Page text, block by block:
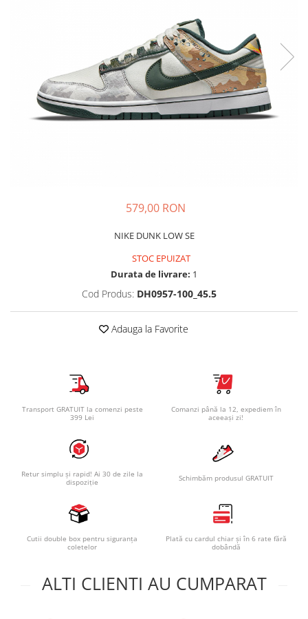
Pantaloni scurti Copii
Accesorii
Ingrijire incaltaminte
579,00 RON
NIKE DUNK LOW SE
STOC EPUIZAT
Durata de livrare: 1
Cod Produs: DH0957-100_45.5
Adauga la Favorite
Transport GRATUIT la comenzi peste
399 Lei
Comanzi până la 12, expediem în
aceeași zi!
Retur simplu și rapid! Ai 30 de zile la
dispoziție
Schimbăm produsul GRATUIT
Cutii double box pentru siguranța
coletelor
Plată cu cardul chiar și în 6 rate fără
dobândă
ALTI CLIENTI AU CUMPARAT